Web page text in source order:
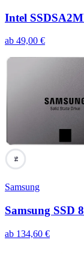
Intel
ab 49,00 €
94
Samsung
Samsung SSD
ab 134,60 €